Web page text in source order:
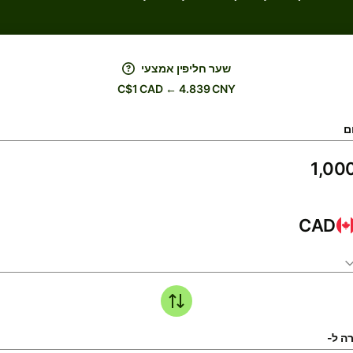
שער חליפין אמצעי
C$1 CAD ← 4.839 CNY
CAD
ל-